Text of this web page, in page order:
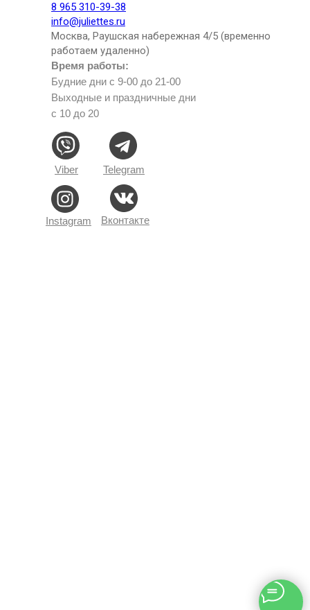
Время работы:
Будние дни с 9-00 до 21-00
Выходные и праздничные дни
с 10 до 20
Telegram
Viber
Instagram
8 965 310-39-38
info@juliettes.ru
Москва, Раушская набережная 4/5 (временно
работаем удаленно)
Вконтакте